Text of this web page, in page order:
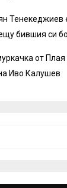
Тенекеджиев
бившия си
от
Иво Калушев